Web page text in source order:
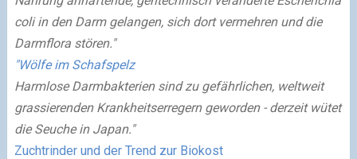
coli in den Darm gelangen, sich dort vermehren und die
Darmflora stören."
"Wölfe im Schafspelz
Harmlose Darmbakterien sind zu gefährlichen, weltweit
grassierenden Krankheitserregern geworden - derzeit wütet
die Seuche in Japan."
Zuchtrinder und der Trend zur Biokost